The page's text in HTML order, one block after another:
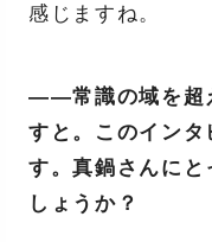
感じますね。
――常識の域を超
すと。このイン
す。真鍋さんに
しょうか？